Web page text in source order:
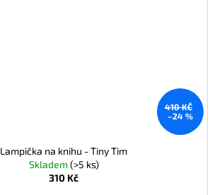
410 KČ
–24 %
Lampička na knihu - Tiny Tim
Skladem(>5 ks)
310 Kč